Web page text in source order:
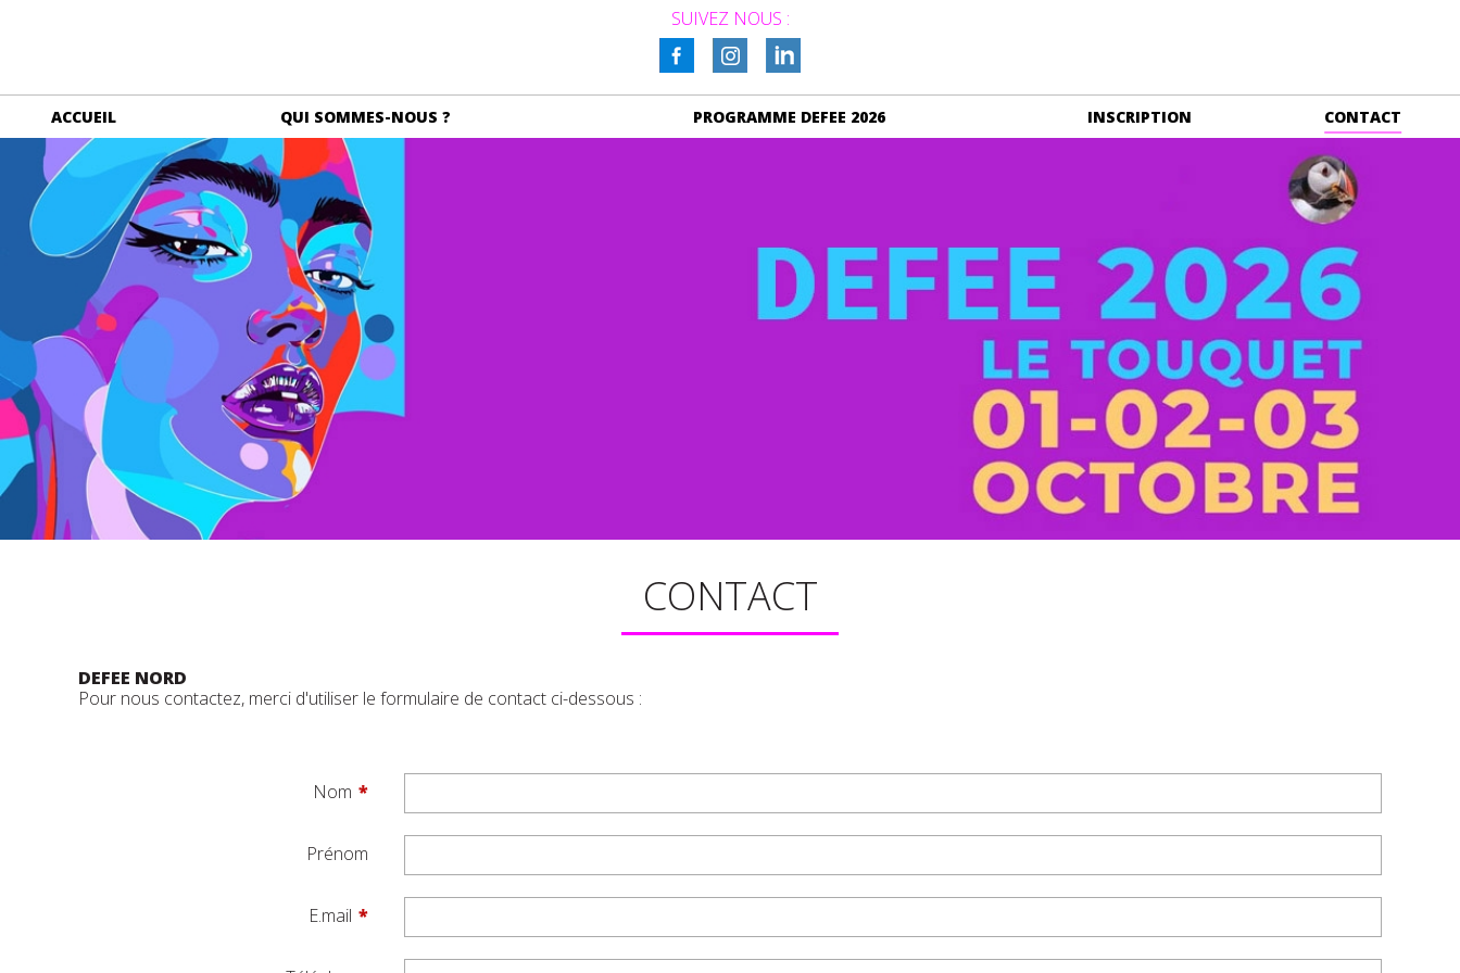
SUIVEZ NOUS :
ACCUEIL QUI SOMMES-NOUS ? PROGRAMME DEFEE 2026 INSCRIPTION CONTACT
CONTACT
DEFEE NORD
Pour nous contactez, merci d'utiliser le formulaire de contact ci-dessous :
Nom
Prénom
E.mail